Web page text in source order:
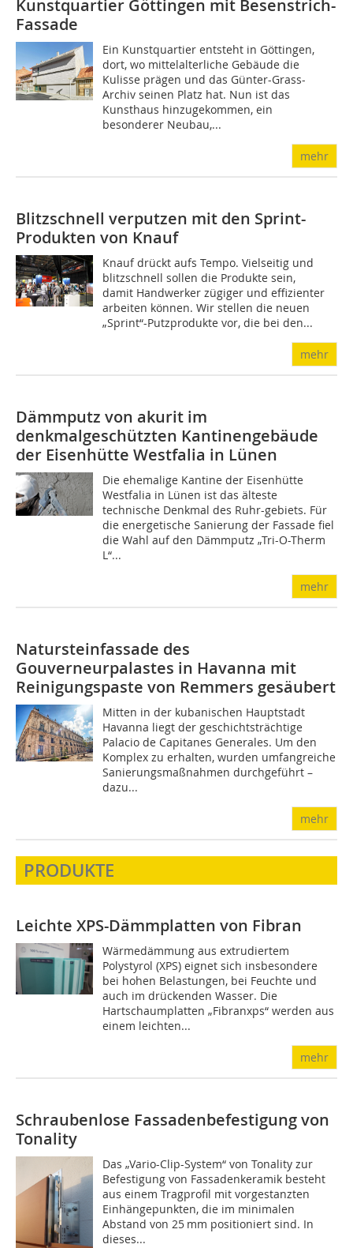
Kunstquartier Göttingen mit Besenstrich-
Fassade
Ein Kunstquartier entsteht in Göttingen,
dort, wo mittelalterliche Gebäude die
Kulisse prägen und das Günter-Grass-
Archiv seinen Platz hat. Nun ist das
Kunsthaus hinzugekommen, ein
besonderer Neubau,...
mehr
Blitzschnell verputzen mit den Sprint-
Produkten von Knauf
Knauf drückt aufs Tempo. Vielseitig und
blitzschnell sollen die Produkte sein,
damit Handwerker zügiger und effizienter
arbeiten können. Wir stellen die neuen
„Sprint“-Putzprodukte vor, die bei den...
mehr
Dämmputz von akurit im
denkmalgeschützten Kantinengebäude
der Eisenhütte Westfalia in Lünen
Die ehemalige Kantine der Eisenhütte
Westfalia in Lünen ist das älteste
technische Denkmal des Ruhr-gebiets. Für
die energetische Sanierung der Fassade fiel
die Wahl auf den Dämmputz „Tri-O-Therm
L“...
mehr
Natursteinfassade des
Gouverneurpalastes in Havanna mit
Reinigungspaste von Remmers gesäubert
Mitten in der kubanischen Hauptstadt
Havanna liegt der geschichtsträchtige
Palacio de Capitanes Generales. Um den
Komplex zu erhalten, wurden umfangreiche
Sanierungsmaßnahmen durchgeführt –
dazu...
mehr
PRODUKTE
Leichte XPS-Dämmplatten von Fibran
Wärmedämmung aus extrudiertem
Polystyrol (XPS) eignet sich insbesondere
bei hohen Belastungen, bei Feuchte und
auch im drückenden Wasser. Die
Hartschaumplatten „Fibranxps“ werden aus
einem leichten...
mehr
Schraubenlose Fassadenbefestigung von
Tonality
Das „Vario-Clip-System“ von Tonality zur
Befestigung von Fassadenkeramik besteht
aus einem Tragprofil mit vorgestanzten
Einhängepunkten, die im minimalen
Abstand von 25 mm positioniert sind. In
dieses...